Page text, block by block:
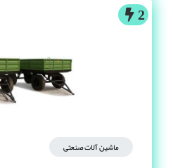
2
ماشین آلات صنعتی